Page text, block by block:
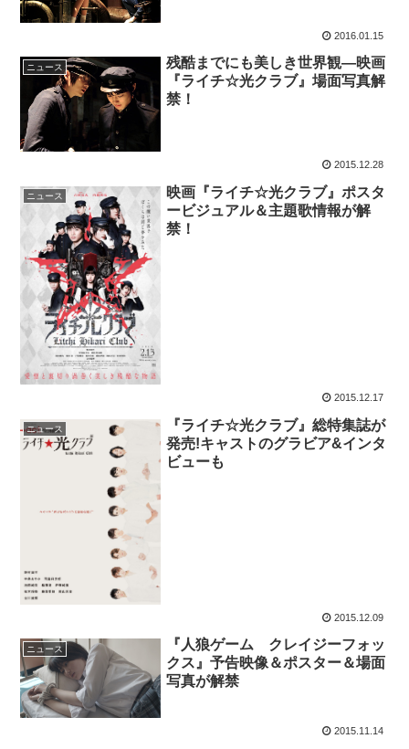
2016.01.15
ニュース
残酷までにも美しき世界観―映画
『ライチ☆光クラブ』場面写真解
禁！
2015.12.28
ニュース
映画『ライチ☆光クラブ』ポスタ
ービジュアル＆主題歌情報が解
禁！
2015.12.17
ニュース
『ライチ☆光クラブ』総特集誌が
発売!キャストのグラビア&インタ
ビューも
2015.12.09
ニュース
『人狼ゲーム クレイジーフォッ
クス』予告映像＆ポスター＆場面
写真が解禁
2015.11.14